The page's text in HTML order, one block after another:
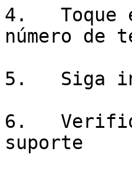
4.   Toque
número de
5.   Siga
6.
suporte